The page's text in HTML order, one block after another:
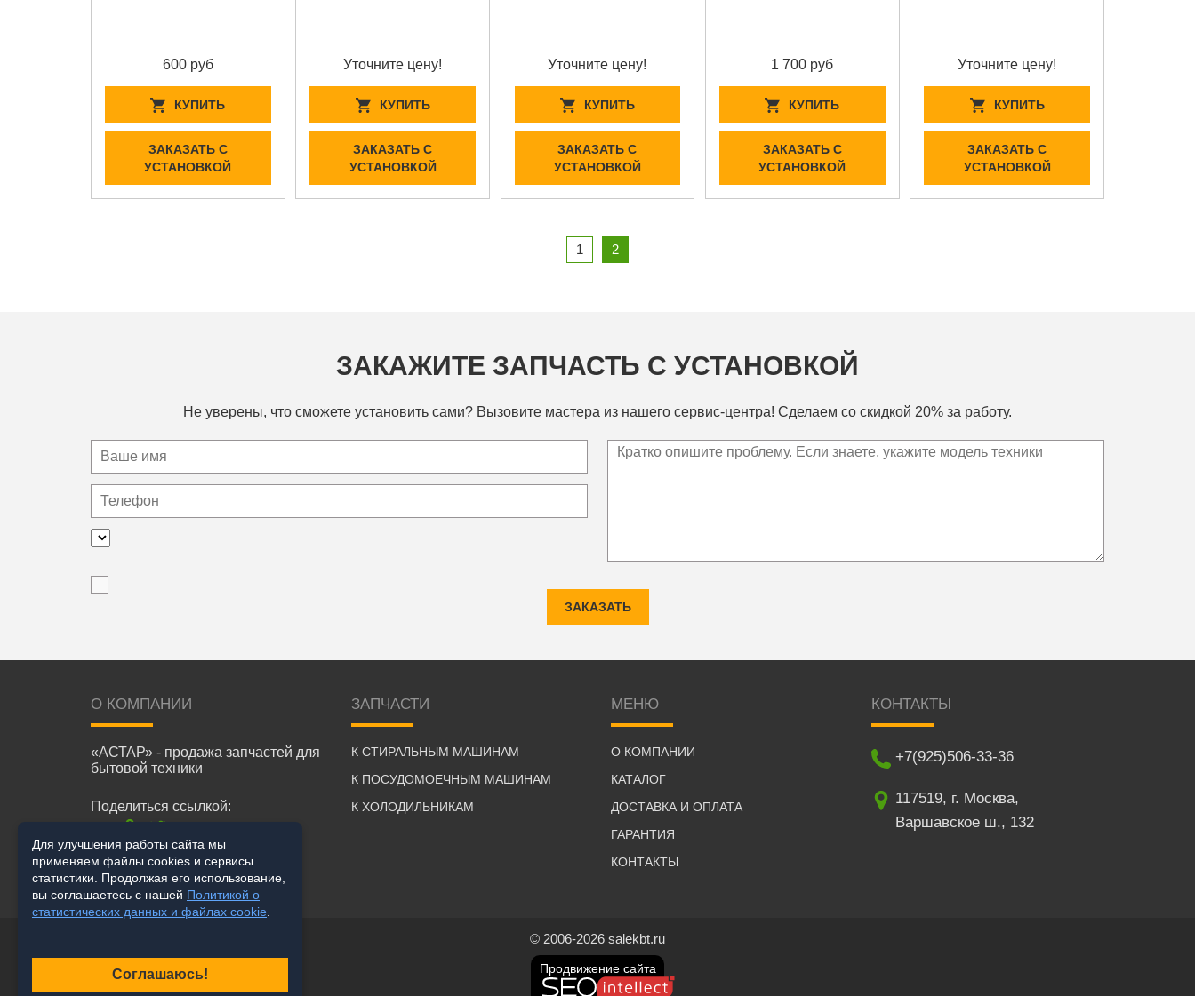
600 руб
КУПИТЬ
ЗАКАЗАТЬ С
УСТАНОВКОЙ
Уточните цену!
КУПИТЬ
ЗАКАЗАТЬ С
УСТАНОВКОЙ
Уточните цену!
КУПИТЬ
ЗАКАЗАТЬ С
УСТАНОВКОЙ
1 700 руб
КУПИТЬ
ЗАКАЗАТЬ С
УСТАНОВКОЙ
Уточните цену!
КУПИТЬ
ЗАКАЗАТЬ С
УСТАНОВКОЙ
1 2
ЗАКАЖИТЕ ЗАПЧАСТЬ С УСТАНОВКОЙ
Не уверены, что сможете установить сами? Вызовите мастера из нашего сервис-центра! Сделаем со скидкой 20% за работу.
ЗАКАЗАТЬ
О КОМПАНИИ
«АСТАР» - продажа запчастей для
бытовой техники
Поделиться ссылкой:
ЗАПЧАСТИ
К СТИРАЛЬНЫМ МАШИНАМ
К ПОСУДОМОЕЧНЫМ МАШИНАМ
К ХОЛОДИЛЬНИКАМ
МЕНЮ
О КОМПАНИИ
КАТАЛОГ
ДОСТАВКА И ОПЛАТА
ГАРАНТИЯ
КОНТАКТЫ
КОНТАКТЫ
+7(925)506-33-36
117519, г. Москва,
Варшавское ш., 132
© 2006-2026 salekbt.ru
Продвижение сайта
Для улучшения работы сайта мы
применяем файлы cookies и сервисы
статистики. Продолжая его использование,
вы соглашаетесь с нашей Политикой о
статистических данных и файлах cookie
Соглашаюсь!